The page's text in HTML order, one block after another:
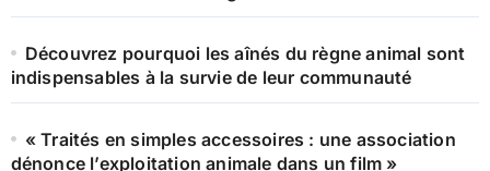
Découvrez pourquoi les aînés du règne animal sont
indispensables à la survie de leur communauté
« Traités en simples accessoires : une association
dénonce l’exploitation animale dans un film »